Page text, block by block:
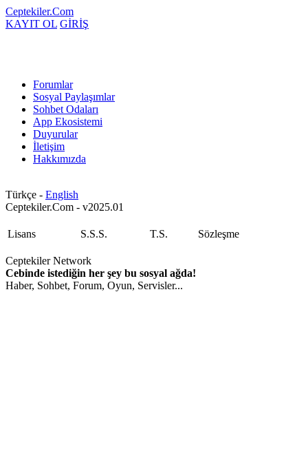
Ceptekiler.Com
KAYIT OL GİRİŞ
Forumlar
Sosyal Paylaşımlar
Sohbet Odaları
App Ekosistemi
Duyurular
İletişim
Hakkımızda
Türkçe - English
Ceptekiler.Com - v2025.01
Lisans S.S.S. T.S. Sözleşme
Ceptekiler Network
Cebinde istediğin her şey bu sosyal ağda!
Haber, Sohbet, Forum, Oyun, Servisler...